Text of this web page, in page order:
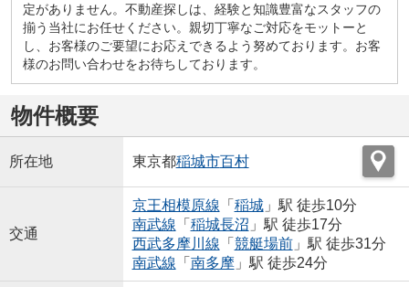
定がありません。不動産探しは、経験と知識豊富なスタッフの
揃う当社にお任せください。親切丁寧なご対応をモットーと
し、お客様のご要望にお応えできるよう努めております。お客
様のお問い合わせをお待ちしております。
物件概要
所在地 東京都稲城市百村
交通
京王相模原線 「 稲城」駅 徒歩10分
南武線 「 稲城長沼 」駅 徒歩17分
西武多摩川線 「 競艇場前」駅 徒歩31分
南武線 「 南多摩」駅 徒歩24分